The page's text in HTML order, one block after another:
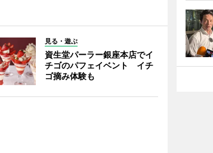
見る・遊ぶ
資生堂パーラー銀座本店でイ
チゴのパフェイベント イチ
ゴ摘み体験も